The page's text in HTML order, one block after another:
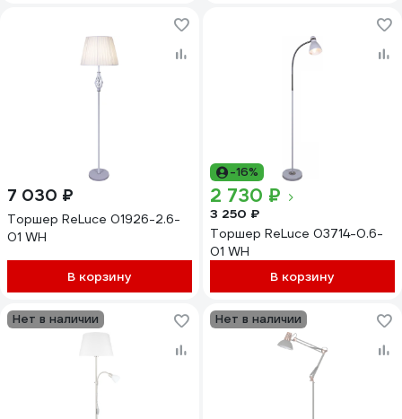
7 030 ₽
Торшер ReLuce 01926-2.6-
01 WH
В корзину
-16%
2 730 ₽
3 250 ₽
Торшер ReLuce 03714-0.6-
01 WH
В корзину
Нет в наличии Нет в наличии